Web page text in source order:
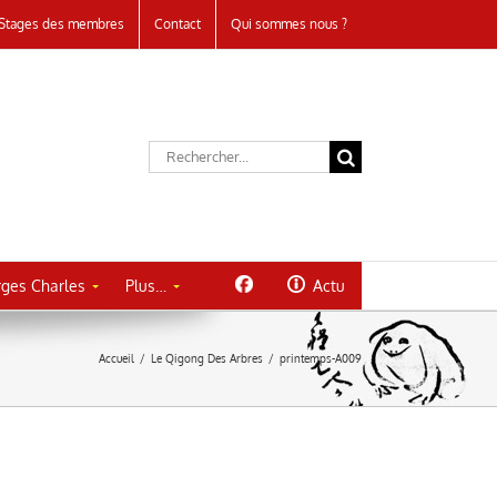
des membres Contact Qui sommes nous ?
Rechercher:
Charles Plus… Actu
Accueil / Le Qigong Des Arbres / printemps-A009